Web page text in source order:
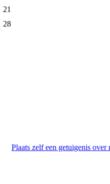
21
28
Plaats zelf een getuigenis over